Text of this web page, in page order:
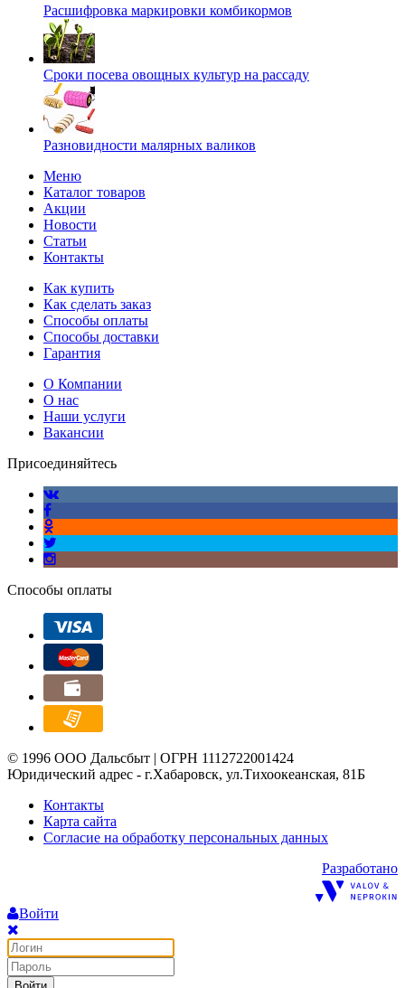
Расшифровка маркировки комбикормов
Сроки посева овощных культур на рассаду
Разновидности малярных валиков
Меню
Каталог товаров
Акции
Новости
Статьи
Контакты
Как купить
Как сделать заказ
Способы оплаты
Способы доставки
Гарантия
О Компании
О нас
Наши услуги
Вакансии
Присоединяйтесь
Способы оплаты
© 1996 ООО Дальсбыт | ОГРН 1112722001424
Юридический адрес - г.Хабаровск, ул.Тихоокеанская, 81Б
Контакты
Карта сайта
Согласие на обработку персональных данных
Разработано
Войти